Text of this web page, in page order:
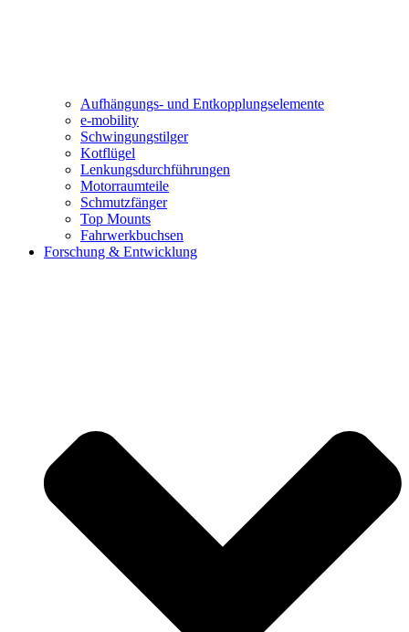
Aufhängungs- und Entkopplungselemente
e-mobility
Schwingungstilger
Kotflügel
Lenkungsdurchführungen
Motorraumteile
Schmutzfänger
Top Mounts
Fahrwerkbuchsen
Forschung & Entwicklung